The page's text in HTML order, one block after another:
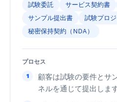
試験委託 サービス契約書
サンプル提出書
試験プロ
秘密保持契約（NDA）
プロセス
1
顧客は試験の要件とサ
ネルを通じて提出します